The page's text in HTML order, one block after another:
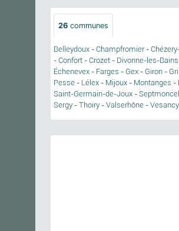
26 communes
Belleydoux - Champfromier-
- Confort - Crozet - Divonne-les-Bains
Échenevex - Farges - Gex - Giron -
Pesse - Lélex - Mijoux - Montanges -
Saint-Germain-de-Joux -
Sergy - Thoiry - Valserhône - Vesancy